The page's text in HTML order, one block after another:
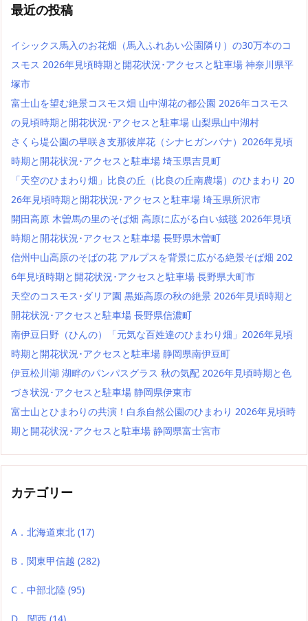
最近の投稿
イシックス馬入のお花畑（馬入ふれあい公園隣り）の30万本のコ
スモス 2026年見頃時期と開花状況･アクセスと駐車場 神奈川県平
塚市
富士山を望む絶景コスモス畑 山中湖花の都公園 2026年コスモス
の見頃時期と開花状況･アクセスと駐車場 山梨県山中湖村
さくら堤公園の早咲き支那彼岸花（シナヒガンバナ）2026年見頃
時期と開花状況･アクセスと駐車場 埼玉県吉見町
「天空のひまわり畑」比良の丘（比良の丘南農場）のひまわり 20
26年見頃時期と開花状況･アクセスと駐車場 埼玉県所沢市
開田高原 木曽馬の里のそば畑 高原に広がる白い絨毯 2026年見頃
時期と開花状況･アクセスと駐車場 長野県木曽町
信州中山高原のそばの花 アルプスを背景に広がる絶景そば畑 202
6年見頃時期と開花状況･アクセスと駐車場 長野県大町市
天空のコスモス･ダリア園 黒姫高原の秋の絶景 2026年見頃時期と
開花状況･アクセスと駐車場 長野県信濃町
南伊豆日野（ひんの）「元気な百姓達のひまわり畑」2026年見頃
時期と開花状況･アクセスと駐車場 静岡県南伊豆町
伊豆松川湖 湖畔のパンパスグラス 秋の気配 2026年見頃時期と色
づき状況･アクセスと駐車場 静岡県伊東市
富士山とひまわりの共演！白糸自然公園のひまわり 2026年見頃時
期と開花状況･アクセスと駐車場 静岡県富士宮市
カテゴリー
A．北海道東北 (17)
B．関東甲信越 (282)
C．中部北陸 (95)